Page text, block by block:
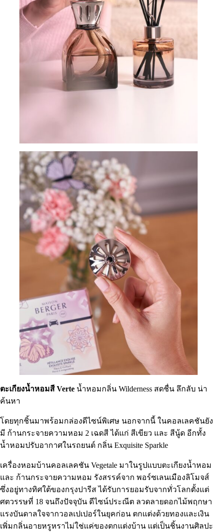
ตะเกียงน้ำหอมสี Verte น้ำหอมกลิ่น Wilderness สดชื่น ลึกลับ น่า
ค้นหา
โดยทุกชิ้นมาพร้อมกล่องดีไซน์พิเศษ นอกจากนี้ ในคอลเลคชันยัง
มี ก้านกระจายความหอม 2 เฉดสี ได้แก่ สีเขียว และ สีนู้ด อีกทั้ง
น้ำหอมปรับอากาศในรถยนต์ กลิ่น Exquisite Sparkle
เครื่องหอมบ้านคอลเลคชัน Vegetale มาในรูปแบบตะเกียงน้ำหอม
และ ก้านกระจายความหอม รังสรรค์จาก พอร์ซเลนเมืองลิโมจส์
ซึ่งอยู่ทางทิศใต้ของกรุงปารีส ได้รับการยอมรับจากทั่วโลกตั้งแต่
ศตวรรษที่ 18 จนถึงปัจจุบัน ดีไซน์ประณีต ลวดลายดอกไม้พฤกษา
แรงบันดาลใจจากวอลเปเปอร์ในยุคก่อน ตกแต่งด้วยทองและเงิน
เพิ่มกลิ่นอายหรูหราไม่ใช่แค่ของตกแต่งบ้าน แต่เป็นชิ้นงานศิลปะ